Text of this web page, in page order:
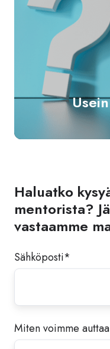
Haluatko
mentorista?
vastaamme
Sähköposti*
Miten voimme